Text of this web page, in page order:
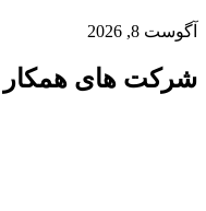
آگوست 8, 2026
شرکت های همکار